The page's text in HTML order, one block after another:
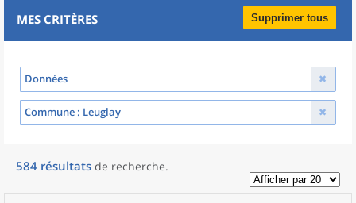
MES CRITÈRES Supprimer tous
Données
Commune : Leuglay
584 résultats de recherche.